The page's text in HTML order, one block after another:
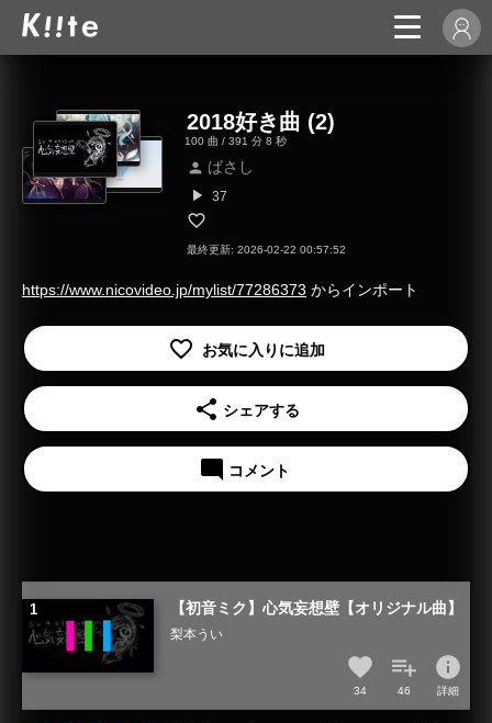
2018好き曲 (2)
100 曲 / 391 分 8 秒
person ばさし
play_arrow 37
最終更新: 2026-02-22 00:57:52
https://www.nicovideo.jp/mylist/77286373 からインポート
share シェアする
mode_comment コメント
【初音ミク】心気妄想壁【オリジナル曲】
梨本うい
34 46
info
詳細